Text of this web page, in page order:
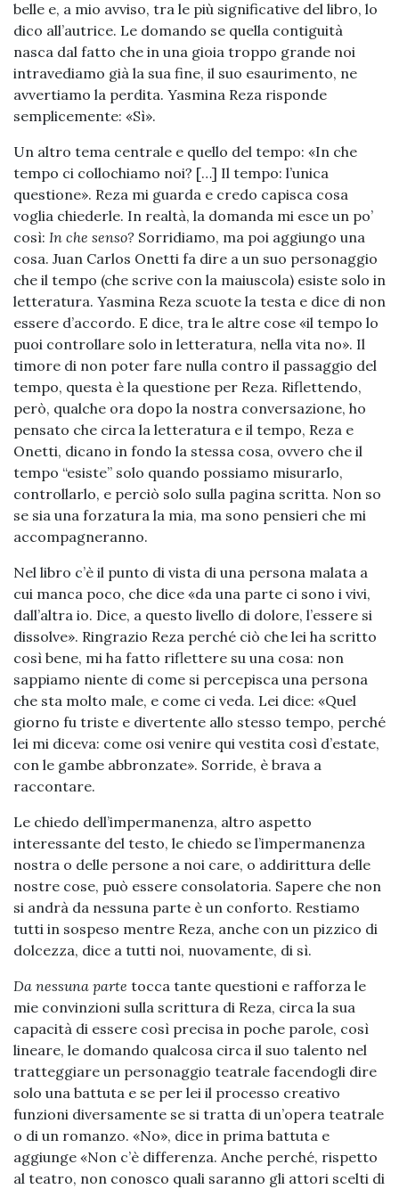
belle e, a mio avviso, tra le più significative del libro, lo
dico all’autrice. Le domando se quella contiguità
nasca dal fatto che in una gioia troppo grande noi
intravediamo già la sua fine, il suo esaurimento, ne
avvertiamo la perdita. Yasmina Reza risponde
semplicemente: «Sì».
Un altro tema centrale e quello del tempo: «In che
tempo ci collochiamo noi? […] Il tempo: l’unica
questione». Reza mi guarda e credo capisca cosa
voglia chiederle. In realtà, la domanda mi esce un po’
così: In che senso? Sorridiamo, ma poi aggiungo una
cosa. Juan Carlos Onetti fa dire a un suo personaggio
che il tempo (che scrive con la maiuscola) esiste solo in
letteratura. Yasmina Reza scuote la testa e dice di non
essere d’accordo. E dice, tra le altre cose «il tempo lo
puoi controllare solo in letteratura, nella vita no». Il
timore di non poter fare nulla contro il passaggio del
tempo, questa è la questione per Reza. Riflettendo,
però, qualche ora dopo la nostra conversazione, ho
pensato che circa la letteratura e il tempo, Reza e
Onetti, dicano in fondo la stessa cosa, ovvero che il
tempo “esiste” solo quando possiamo misurarlo,
controllarlo, e perciò solo sulla pagina scritta. Non so
se sia una forzatura la mia, ma sono pensieri che mi
accompagneranno.
Nel libro c’è il punto di vista di una persona malata a
cui manca poco, che dice «da una parte ci sono i vivi,
dall’altra io. Dice, a questo livello di dolore, l’essere si
dissolve». Ringrazio Reza perché ciò che lei ha scritto
così bene, mi ha fatto riflettere su una cosa: non
sappiamo niente di come si percepisca una persona
che sta molto male, e come ci veda. Lei dice: «Quel
giorno fu triste e divertente allo stesso tempo, perché
lei mi diceva: come osi venire qui vestita così d’estate,
con le gambe abbronzate». Sorride, è brava a
raccontare.
Le chiedo dell’impermanenza, altro aspetto
interessante del testo, le chiedo se l’impermanenza
nostra o delle persone a noi care, o addirittura delle
nostre cose, può essere consolatoria. Sapere che non
si andrà da nessuna parte è un conforto. Restiamo
tutti in sospeso mentre Reza, anche con un pizzico di
dolcezza, dice a tutti noi, nuovamente, di sì.
Da nessuna parte tocca tante questioni e rafforza le
mie convinzioni sulla scrittura di Reza, circa la sua
capacità di essere così precisa in poche parole, così
lineare, le domando qualcosa circa il suo talento nel
tratteggiare un personaggio teatrale facendogli dire
solo una battuta e se per lei il processo creativo
funzioni diversamente se si tratta di un’opera teatrale
o di un romanzo. «No», dice in prima battuta e
aggiunge «Non c’è differenza. Anche perché, rispetto
al teatro, non conosco quali saranno gli attori scelti di